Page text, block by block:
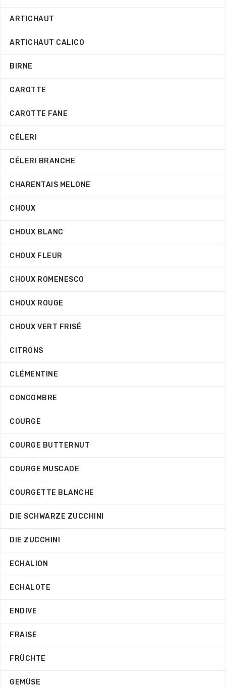
ARTICHAUT
ARTICHAUT CALICO
BIRNE
CAROTTE
CAROTTE FANE
CÉLERI
CÉLERI BRANCHE
CHARENTAIS MELONE
CHOUX
CHOUX BLANC
CHOUX FLEUR
CHOUX ROMENESCO
CHOUX ROUGE
CHOUX VERT FRISÉ
CITRONS
CLÉMENTINE
CONCOMBRE
COURGE
COURGE BUTTERNUT
COURGE MUSCADE
COURGETTE BLANCHE
DIE SCHWARZE ZUCCHINI
DIE ZUCCHINI
ECHALION
ECHALOTE
ENDIVE
FRAISE
FRÜCHTE
GEMÜSE